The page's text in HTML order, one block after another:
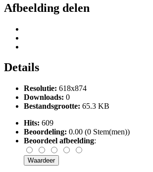
Afbeelding delen
Details
Resolutie: 618x874
Downloads: 0
Bestandsgrootte: 65.3 KB
Hits: 609
Beoordeling: 0.00 (0 Stem(men))
Beoordeel afbeelding: